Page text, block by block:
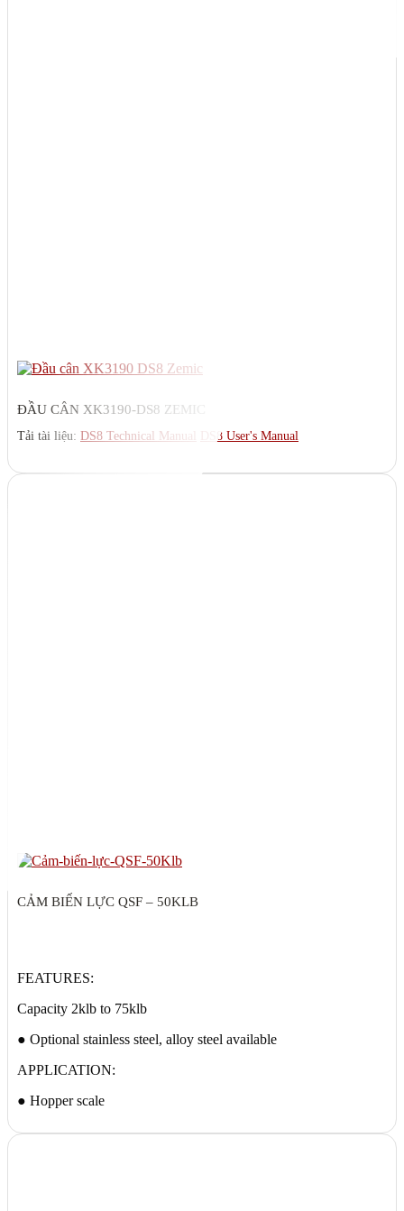
ĐẦU CÂN XK3190-DS8 ZEMIC
Tải tài liệu: DS8 Technical Manual DS8 User's Manual
CẢM BIẾN LỰC QSF – 50KLB
FEATURES:
Capacity 2klb to 75klb
● Optional stainless steel, alloy steel available
APPLICATION:
● Hopper scale